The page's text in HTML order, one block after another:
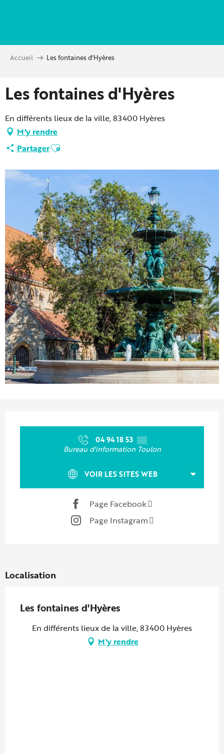
principal
Accueil Les fontaines d'Hyères
Les fontaines d'Hyères
En différents lieux de la ville, 83400 Hyères
M'y rendre
PartagerAjouter aux favoris
04 94 18 53 ▒▒
Bureau d'information Toulon
VOIR LES SITES WEB
Page Facebook
Page Instagram
Localisation
Les fontaines d'Hyères
En différents lieux de la ville, 83400 Hyères
M'y rendre